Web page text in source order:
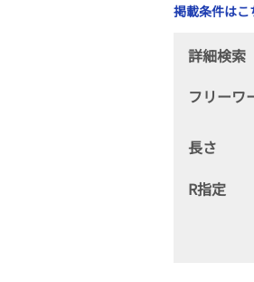
掲載条件はこ
詳細検索
フリーワ
長さ
R指定